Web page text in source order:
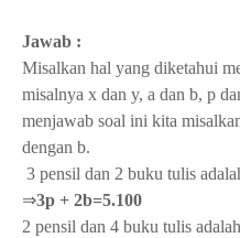
Jawab :
Misalkan hal yang diketahui
misalnya x dan y, a dan b, p
menjawab soal ini kita
dengan b.
3 pensil dan 2 buku tulis
⇒3p + 2b=5.100
2 pensil dan 4 buku tulis